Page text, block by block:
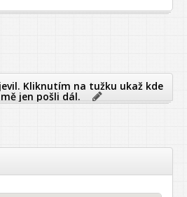
Kliknutím na tužku ukaž kde
jen pošli dál.